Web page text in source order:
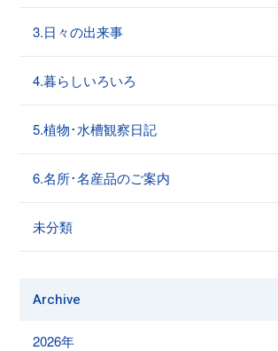
3.日々の出来事
4.暮らしいろいろ
5.植物･水槽観察日記
6.名所･名産品のご案内
未分類
Archive
2026年